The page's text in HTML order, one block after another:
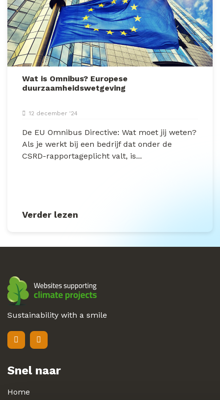
Wat is Omnibus? Europese
duurzaamheidswetgeving
12 december '24
De EU Omnibus Directive: Wat moet jij weten?
Als je werkt bij een bedrijf dat onder de
CSRD-rapportageplicht valt, is...
Verder lezen
Sustainability with a smile
Snel naar
Home